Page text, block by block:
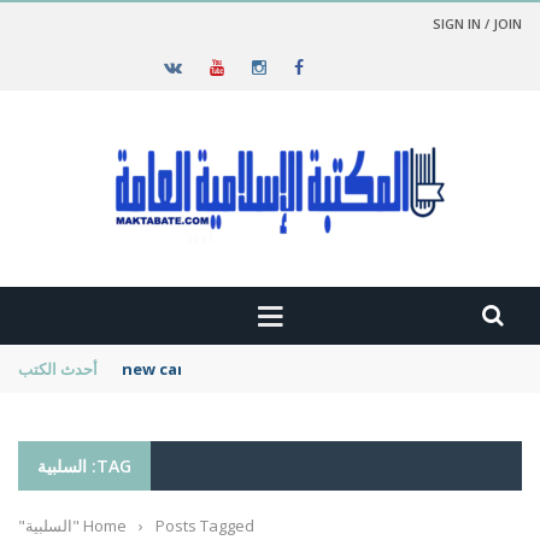
SIGN IN / JOIN
أحدث الكتب new cambridge history of islam
TAG: السلبية
Home › Posts Tagged "السلبية"